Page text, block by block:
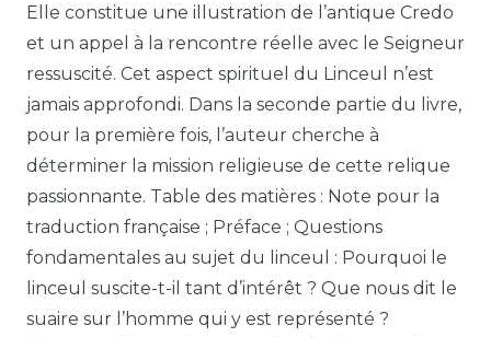
Elle constitue une illustration de l’antique Credo
et un appel à la rencontre réelle avec le Seigneur
ressuscité. Cet aspect spirituel du Linceul n’est
jamais approfondi. Dans la seconde partie du livre,
pour la première fois, l’auteur cherche à
déterminer la mission religieuse de cette relique
passionnante. Table des matières : Note pour la
traduction française ; Préface ; Questions
fondamentales au sujet du linceul : Pourquoi le
linceul suscite-t-il tant d’intérêt ? Que nous dit le
suaire sur l’homme qui y est représenté ?